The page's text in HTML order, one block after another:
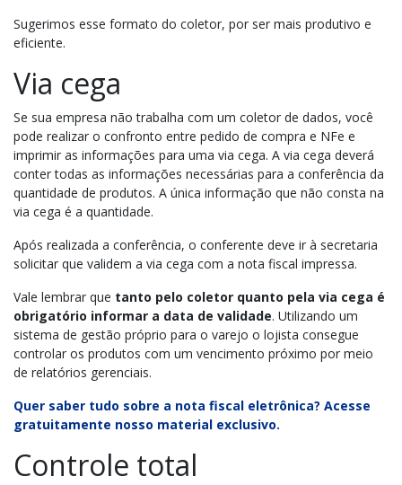
Sugerimos esse formato do coletor, por ser mais produtivo e
eficiente.
Via cega
Se sua empresa não trabalha com um coletor de dados, você
pode realizar o confronto entre pedido de compra e NFe e
imprimir as informações para uma via cega. A via cega deverá
conter todas as informações necessárias para a conferência da
quantidade de produtos. A única informação que não consta na
via cega é a quantidade.
Após realizada a conferência, o conferente deve ir à secretaria
solicitar que validem a via cega com a nota fiscal impressa.
Vale lembrar que tanto pelo coletor quanto pela via cega é
obrigatório informar a data de validade. Utilizando um
sistema de gestão próprio para o varejo o lojista consegue
controlar os produtos com um vencimento próximo por meio
de relatórios gerenciais.
Quer saber tudo sobre a nota fiscal eletrônica? Acesse
gratuitamente nosso material exclusivo.
Controle total